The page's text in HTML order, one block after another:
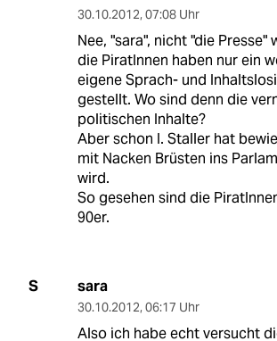
30.10.2012, 07:08 Uhr
Nee, "sara", nicht "die
die PiratInnen haben nur ein
eigene Sprach- und
gestellt. Wo sind denn die
politischen Inhalte?
Aber schon I. Staller hat
mit Nacken Brüsten ins
wird.
So gesehen sind die
90er.
S sara
30.10.2012, 06:17 Uhr
Also ich habe echt versucht